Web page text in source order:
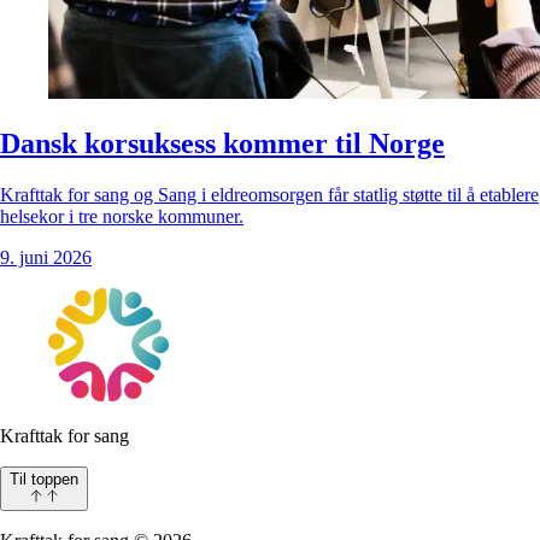
Dansk korsuksess kommer til Norge
Krafttak for sang og Sang i eldreomsorgen får statlig støtte til å etablere
helsekor i tre norske kommuner.
9. juni 2026
Krafttak for sang
Til toppen